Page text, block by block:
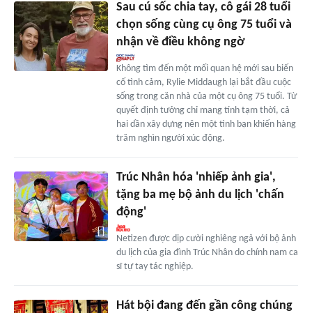
Sau cú sốc chia tay, cô gái 28 tuổi
chọn sống cùng cụ ông 75 tuổi và
nhận về điều không ngờ
Không tìm đến một mối quan hệ mới sau biến
cố tình cảm, Rylie Middaugh lại bắt đầu cuộc
sống trong căn nhà của một cụ ông 75 tuổi. Từ
quyết định tưởng chỉ mang tính tạm thời, cả
hai dần xây dựng nên một tình bạn khiến hàng
trăm nghìn người xúc động.
Trúc Nhân hóa 'nhiếp ảnh gia',
tặng ba mẹ bộ ảnh du lịch 'chấn
động'
Netizen được dịp cười nghiêng ngả với bộ ảnh
du lịch của gia đình Trúc Nhân do chính nam ca
sĩ tự tay tác nghiệp.
Hát bội đang đến gần công chúng